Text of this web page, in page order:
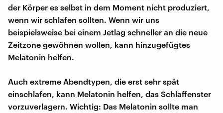
der Körper es selbst in dem Moment nicht produziert,
wenn wir schlafen sollten. Wenn wir uns
beispielsweise bei einem Jetlag schneller an die neue
Zeitzone gewöhnen wollen, kann hinzugefügtes
Melatonin helfen.
Auch extreme Abendtypen, die erst sehr spät
einschlafen, kann Melatonin helfen, das Schlaffenster
vorzuverlagern. Wichtig: Das Melatonin sollte man